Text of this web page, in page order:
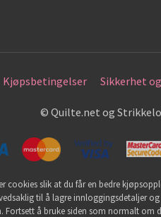
Kjøpsbetingelser Sikkerhet
© Quilte.net og
cookies slik at du får en bedre
til å lagre innloggingsdetaljer
Fortsett å bruke siden som normalt om